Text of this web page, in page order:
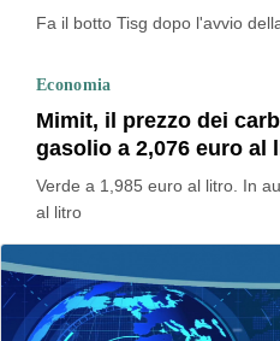
Fa il botto Tisg dopo l'avvio
Economia
Mimit, il prezzo dei
gasolio a 2,076 euro al
Verde a 1,985 euro al litro. In
al litro